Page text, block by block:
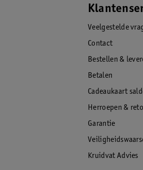
Veelgestelde
Contact
Bestellen &
Betalen
Cadeaukaart
Herroepen &
Garantie
Kruidvat Advies